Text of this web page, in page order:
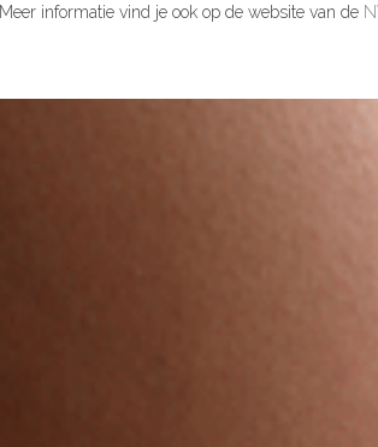
Meer informatie vind je ook op de website van de